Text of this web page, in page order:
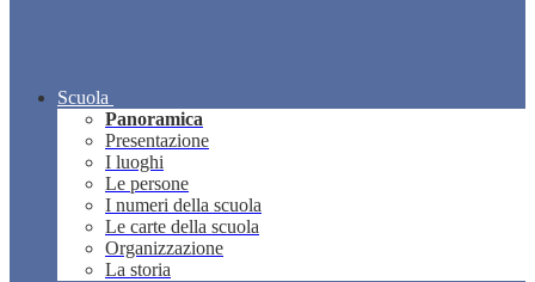
Scuola
Panoramica
Presentazione
I luoghi
Le persone
I numeri della scuola
Le carte della scuola
Organizzazione
La storia